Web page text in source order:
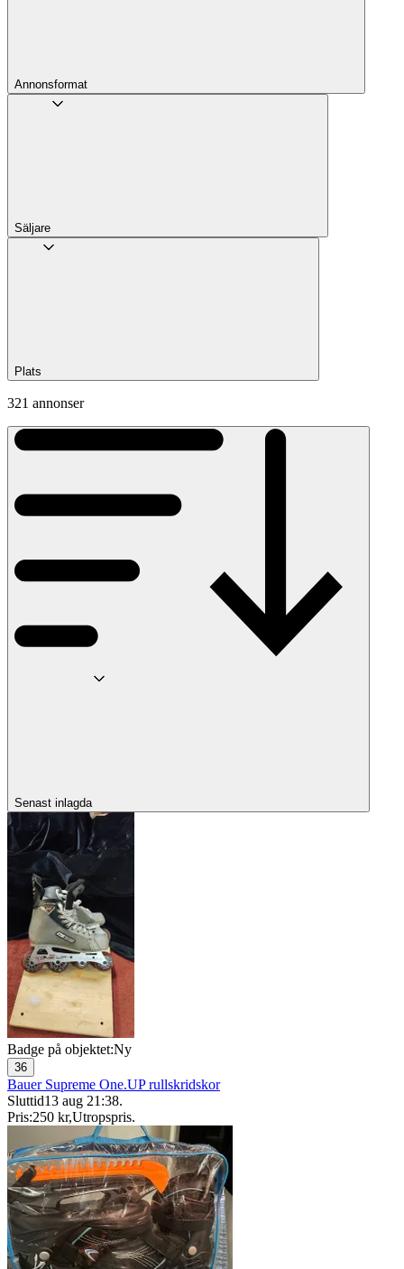
Annons­format
Säljare
Plats
321 annonser
Senast inlagda
Badge på objektet:Ny
36
Bauer Supreme One.UP rullskridskor
Sluttid13 aug 21:38.
Pris:250 kr,Utropspris.